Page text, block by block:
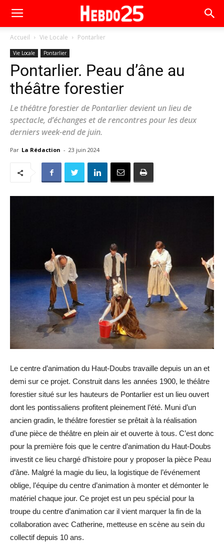
Accueil Vie Locale Pontarlier
Vie Locale Pontarlier
Pontarlier. Peau d’âne au
théâtre forestier
Le théâtre forestier de Pontarlier devient un lieu de
spectacle, d’échanges et de rencontres pour les deux
derniers week-end de juin.
Par La Rédaction - 23 juin 2024
Le centre d’animation du Haut-Doubs travaille depuis un an et
demi sur ce projet. Construit dans les années 1900, le théâtre
forestier situé sur les hauteurs de Pontarlier est un lieu ouvert
dont les pontissaliens profitent pleinement l’été. Muni d’un
ancien gradin, le théâtre forestier se prêtait à la réalisation
d’une pièce de théâtre en plein air et ouverte à tous. C’est donc
pour la première fois que le centre d’animation du Haut-Doubs
investit ce lieu chargé d’histoire pour y proposer la pièce Peau
d’âne. Malgré la magie du lieu, la logistique de l’événement
oblige, l’équipe du centre d’animation à monter et démonter le
matériel chaque jour. Ce projet est un peu spécial pour la
troupe du centre d’animation car il vient marquer la fin de la
collaboration avec Catherine, metteuse en scène au sein du
collectif depuis 10 ans.